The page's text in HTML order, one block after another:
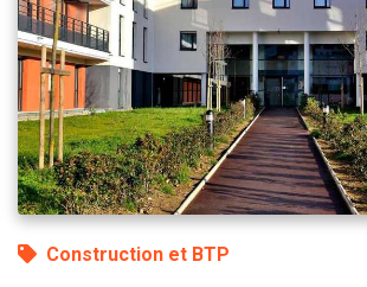
Construction et BTP